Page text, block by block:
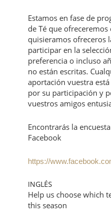
Estamos en fase de
de Té que
quisieramos ofreceros
participar en la
preferencia o incluso
no están escritas.
aportación vuestra
por su participación y
vuestros amigos
Encontrarás la
Facebook
https://
INGLÉS
Help us choose which
this season